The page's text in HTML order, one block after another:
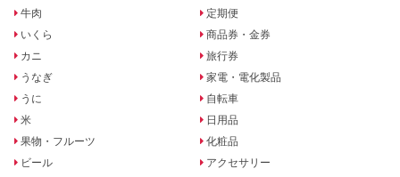
牛肉
いくら
カニ
うなぎ
うに
米
果物・フルーツ
ビール
定期便
商品券・金券
旅行券
家電・電化製品
自転車
日用品
化粧品
アクセサリー